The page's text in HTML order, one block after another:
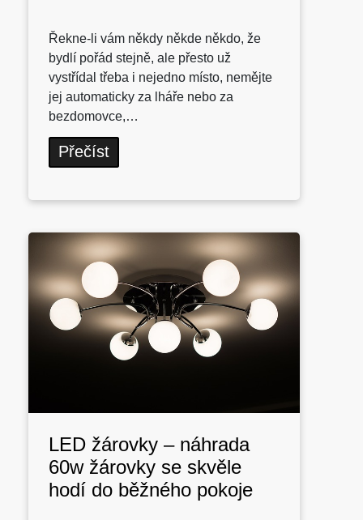
Řekne-li vám někdy někde někdo, že
bydlí pořád stejně, ale přesto už
vystřídal třeba i nejedno místo, nemějte
jej automaticky za lháře nebo za
bezdomovce,…
Přečíst
LED žárovky – náhrada
60w žárovky se skvěle
hodí do běžného pokoje